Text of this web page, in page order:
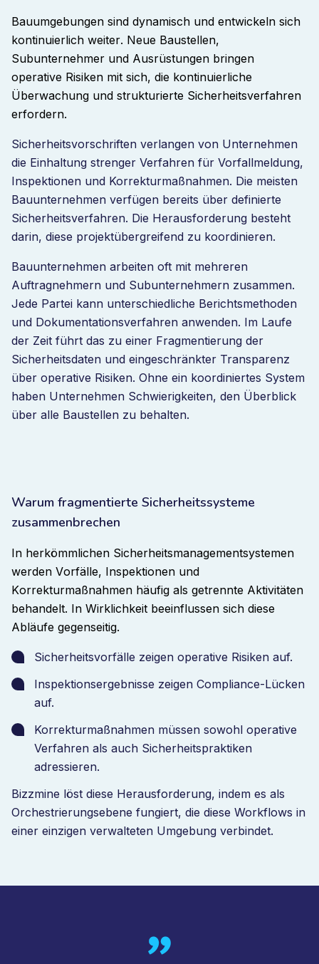
Bauumgebungen sind dynamisch und entwickeln sich
kontinuierlich weiter. Neue Baustellen,
Subunternehmer und Ausrüstungen bringen
operative Risiken mit sich, die kontinuierliche
Überwachung und strukturierte Sicherheitsverfahren
erfordern.
Sicherheitsvorschriften verlangen von Unternehmen
die Einhaltung strenger Verfahren für Vorfallmeldung,
Inspektionen und Korrekturmaßnahmen. Die meisten
Bauunternehmen verfügen bereits über definierte
Sicherheitsverfahren. Die Herausforderung besteht
darin, diese projektübergreifend zu koordinieren.
Bauunternehmen arbeiten oft mit mehreren
Auftragnehmern und Subunternehmern zusammen.
Jede Partei kann unterschiedliche Berichtsmethoden
und Dokumentationsverfahren anwenden. Im Laufe
der Zeit führt das zu einer Fragmentierung der
Sicherheitsdaten und eingeschränkter Transparenz
über operative Risiken. Ohne ein koordiniertes System
haben Unternehmen Schwierigkeiten, den Überblick
über alle Baustellen zu behalten.
Warum fragmentierte Sicherheitssysteme
zusammenbrechen
In herkömmlichen Sicherheitsmanagementsystemen
werden Vorfälle, Inspektionen und
Korrekturmaßnahmen häufig als getrennte Aktivitäten
behandelt. In Wirklichkeit beeinflussen sich diese
Abläufe gegenseitig.
Sicherheitsvorfälle zeigen operative Risiken auf.
Inspektionsergebnisse zeigen Compliance-Lücken
auf.
Korrekturmaßnahmen müssen sowohl operative
Verfahren als auch Sicherheitspraktiken
adressieren.
Bizzmine löst diese Herausforderung, indem es als
Orchestrierungsebene fungiert, die diese Workflows in
einer einzigen verwalteten Umgebung verbindet.